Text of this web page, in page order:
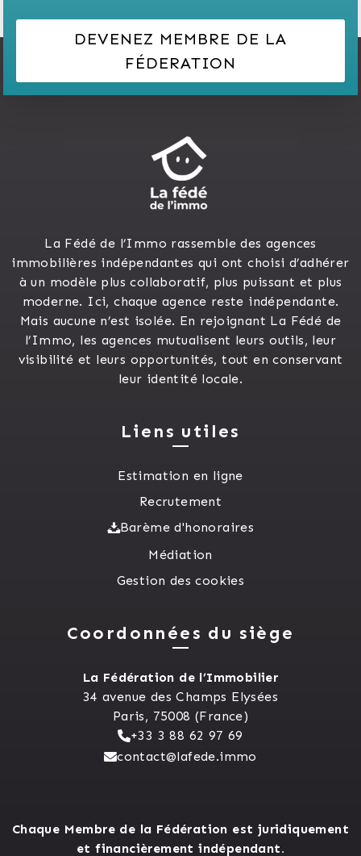
DEVENEZ MEMBRE DE LA
FÉDERATION
La Fédé de l’Immo rassemble des agences
immobilières indépendantes qui ont choisi d’adhérer
à un modèle plus collaboratif, plus puissant et plus
moderne. Ici, chaque agence reste indépendante.
Mais aucune n’est isolée. En rejoignant La Fédé de
l’Immo, les agences mutualisent leurs outils, leur
visibilité et leurs opportunités, tout en conservant
leur identité locale.
Liens utiles
Estimation en ligne
Recrutement
Barème d'honoraires
Médiation
Gestion des cookies
Coordonnées du siège
La Fédération de l’Immobilier
34 avenue des Champs Elysées
Paris, 75008 (France)
+33 3 88 62 97 69
contact@lafede.immo
Chaque Membre de la Fédération est juridiquement
et financièrement indépendant.